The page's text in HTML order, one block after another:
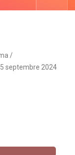
/
septembre 2024